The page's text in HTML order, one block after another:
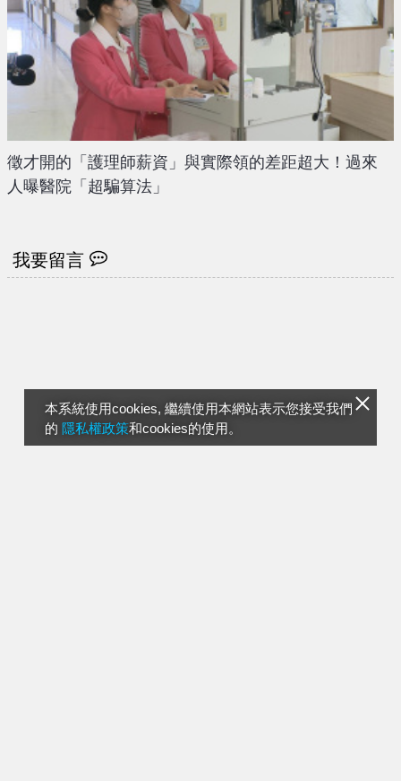
本系統使用cookies, 繼續使用本網站表示您接受我們
的 隱私權政策和cookies的使用。
徵才開的「護理師薪資」與實際領的差距超大！過來
人曝醫院「超騙算法」
我要留言